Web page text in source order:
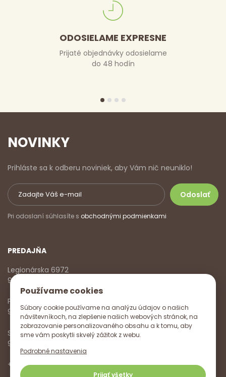
Používame cookies
Súbory cookie používame na analýzu údajov o našich
návštevníkoch, na zlepšenie našich webových stránok, na
zobrazovanie personalizovaného obsahu a k tomu, aby
sme vám poskytli skvelý zážitok z webu.
Podrobné nastavenia
Prijať všetky
ODOSIELAME EXPRESNE
Prijaté objednávky odosielame
do 48 hodín
NOVINKY
Prihláste sa k odberu noviniek, aby Vám nič neuniklo!
Pri odoslaní súhlasíte s obchodnými podmienkami
PREDAJŇA
Legionárska 6972
911 01 Trenčín
Pondelok - Piatok
9:00 - 17:00
Sobota
9:00 - 12:00
+421 918 785 620,+421 915 572 350,info@vitanella.sk